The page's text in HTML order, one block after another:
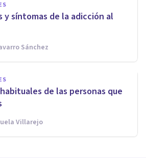
y síntomas de la adicción al
Sánchez
de las personas que
Villarejo